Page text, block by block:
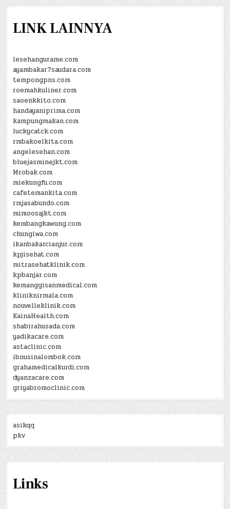
LINK LAINNYA
lesehangurame.com
ayambakar7saudara.com
tempongpns.com
roemahkuliner.com
saoenkkito.com
handayaniprima.com
kampungmakan.com
luckycatck.com
rmbakoelkita.com
angelesehan.com
bluejasminejkt.com
Mrobak.com
miekungfu.com
cafetemankita.com
rmjasabundo.com
mimoosajkt.com
kembangkawung.com
chungiwa.com
ikanbakarcianjur.com
kpjisehat.com
mitrasehatklinik.com
kpbanjar.com
kemanggisanmedical.com
kliniknirmala.com
nouvelleklinik.com
KainaHealth.com
shabirahusada.com
yadikacare.com
astaclinic.com
ibnusinalombok.com
grahamedicalkurdi.com
dyanzacare.com
griyabromoclinic.com
asikqq
pkv
Links